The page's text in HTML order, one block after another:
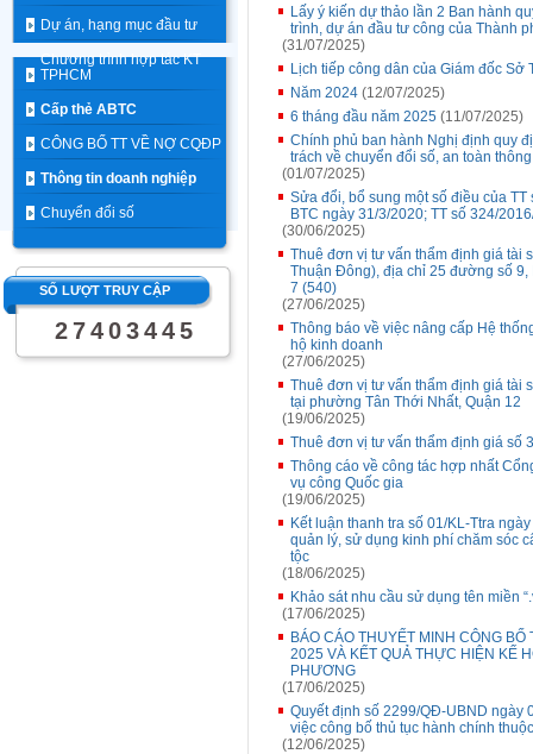
Dự án, hạng mục đầu tư
Chương trình hợp tác KT
TPHCM
Cấp thẻ ABTC
CÔNG BỐ TT VỀ NỢ CQĐP
Thông tin doanh nghiệp
Chuyển đổi số
SỐ LƯỢT TRUY CẬP
2 7 4 0 3 4 4 5
Lấy ý kiến dự thảo lần 2 Ban hành
trình, dự án đầu tư công của Thành
(31/07/2025)
Lịch tiếp công dân của Giám đốc Sở
Năm 2024 (12/07/2025)
6 tháng đầu năm 2025 (11/07/2025)
Chính phủ ban hành Nghị định quy
trách về chuyển đổi số, an toàn
(01/07/2025)
Sửa đổi, bổ sung một số điều của TT
BTC ngày 31/3/2020; TT số 324/
(30/06/2025)
Thuê đơn vị tư vấn thẩm định giá tài
Thuận Đông), địa chỉ 25 đường số
7 (540)
(27/06/2025)
Thông báo về việc nâng cấp Hệ
hộ kinh doanh
(27/06/2025)
Thuê đơn vị tư vấn thẩm định giá tài
tại phường Tân Thới Nhất, Quận 12
(19/06/2025)
Thuê đơn vị tư vấn thẩm định giá số
Thông cáo về công tác hợp nhất
vụ công Quốc gia
(19/06/2025)
Kết luận thanh tra số 01/KL-Ttra
quản lý, sử dụng kinh phí chăm sóc
tộc
(18/06/2025)
Khảo sát nhu cầu sử dụng tên miền
(17/06/2025)
BÁO CÁO THUYẾT MINH CÔNG
2025 VÀ KẾT QUẢ THỰC HIỆN KẾ
PHƯƠNG
(17/06/2025)
Quyết định số 2299/QĐ-UBND ngày
việc công bố thủ tục hành chính
(12/06/2025)